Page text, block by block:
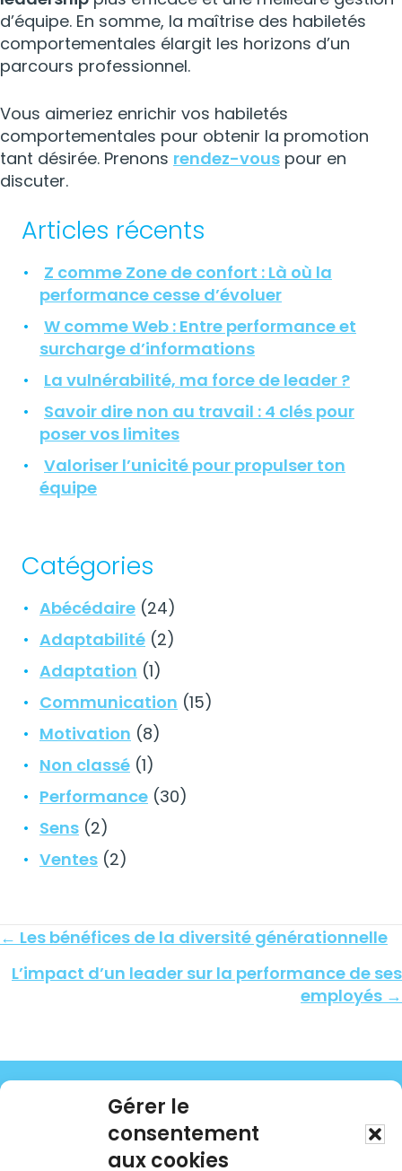
Gérer le
consentement
aux cookies
d’équipe. En somme, la maîtrise des habiletés
comportementales élargit les horizons d’un
parcours professionnel.
Vous aimeriez enrichir vos habiletés
comportementales pour obtenir la promotion
tant désirée. Prenons rendez-vous pour en
discuter.
Articles récents
Z comme Zone de confort : Là où la
performance cesse d’évoluer
W comme Web : Entre performance et
surcharge d’informations
La vulnérabilité, ma force de leader ?
Savoir dire non au travail : 4 clés pour
poser vos limites
Valoriser l’unicité pour propulser ton
équipe
Catégories
Abécédaire (24)
Adaptabilité (2)
Adaptation (1)
Communication (15)
Motivation (8)
Non classé (1)
Performance (30)
Sens (2)
Ventes (2)
Posts
navigation
← Les bénéfices de la diversité générationnelle
L’impact d’un leader sur la performance de ses
employés →